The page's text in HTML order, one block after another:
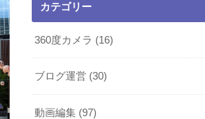
カテゴリー
360度カメラ (16)
ブログ運営 (30)
動画編集 (97)